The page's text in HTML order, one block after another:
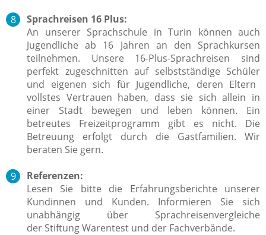
Sprachreisen 16 Plus:
An unserer Sprachschule in Turin können auch
Jugendliche ab 16 Jahren an den Sprachkursen
teilnehmen. Unsere 16-Plus-Sprachreisen sind
perfekt zugeschnitten auf selbstständige Schüler
und eigenen sich für Jugendliche, deren Eltern
vollstes Vertrauen haben, dass sie sich allein in
einer Stadt bewegen und leben können. Ein
betreutes Freizeitprogramm gibt es nicht. Die
Betreuung erfolgt durch die Gastfamilien. Wir
beraten Sie gern.
Referenzen:
Lesen Sie bitte die Erfahrungsberichte unserer
Kundinnen und Kunden. Informieren Sie sich
unabhängig über Sprachreisenvergleiche
der Stiftung Warentest und der Fachverbände.